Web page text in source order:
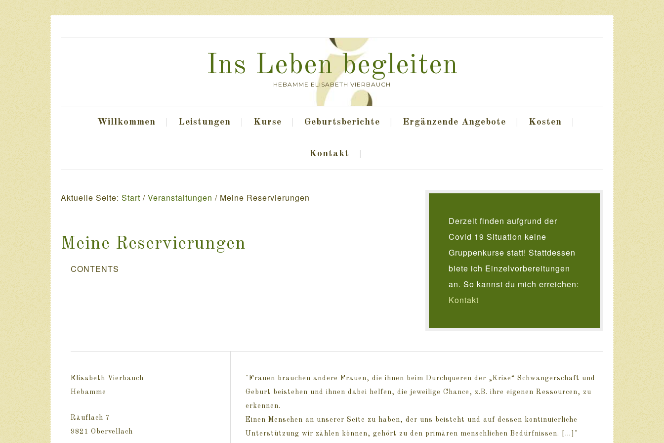
Ins Leben begleiten
HEBAMME ELISABETH VIERBAUCH
Willkommen Leistungen Kurse Geburtsberichte Ergänzende Angebote Kosten
Kontakt
Aktuelle Seite: Start / Veranstaltungen / Meine Reservierungen
Meine Reservierungen
CONTENTS
Derzeit finden aufgrund der
Covid 19 Situation keine
Gruppenkurse statt! Stattdessen
biete ich Einzelvorbereitungen
an. So kannst du mich erreichen:
Kontakt
Elisabeth Vierbauch
Hebamme
Räuflach 7
9821 Obervellach
"Frauen brauchen andere Frauen, die ihnen beim Durchqueren der „Krise“ Schwangerschaft und
Geburt beistehen und ihnen dabei helfen, die jeweilige Chance, z.B. ihre eigenen Ressourcen, zu
erkennen.
Einen Menschen an unserer Seite zu haben, der uns beisteht und auf dessen kontinuierliche
Unterstützung wir zählen können, gehört zu den primären menschlichen Bedürfnissen. [...]"